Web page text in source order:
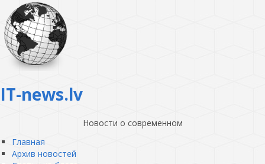
IT-news.lv
Новости о современном
Главная
Архив новостей